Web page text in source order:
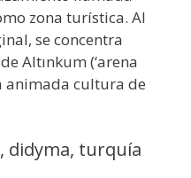
zona turística. Al
se concentra
Altınkum (‘arena
animada cultura de
didyma, turquía